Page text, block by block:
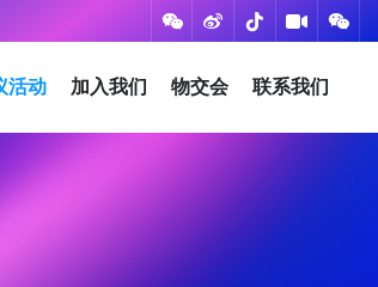
活动 加入我们 物交会 联系我们